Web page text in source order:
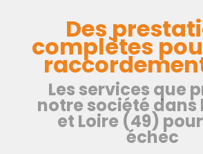
Des
complètes
Les services que
notre société dans
et Loire (49)
échec